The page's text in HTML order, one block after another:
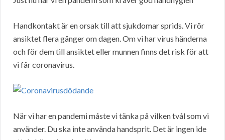
Handkontakt är en orsak till att sjukdomar sprids. Vi rör
ansiktet flera gånger om dagen. Om vi har virus händerna
och för dem till ansiktet eller munnen finns det risk för att
vi får coronavirus.
När vi har en pandemi måste vi tänka på vilken tvål som vi
använder. Du ska inte använda handsprit. Det är ingen ide